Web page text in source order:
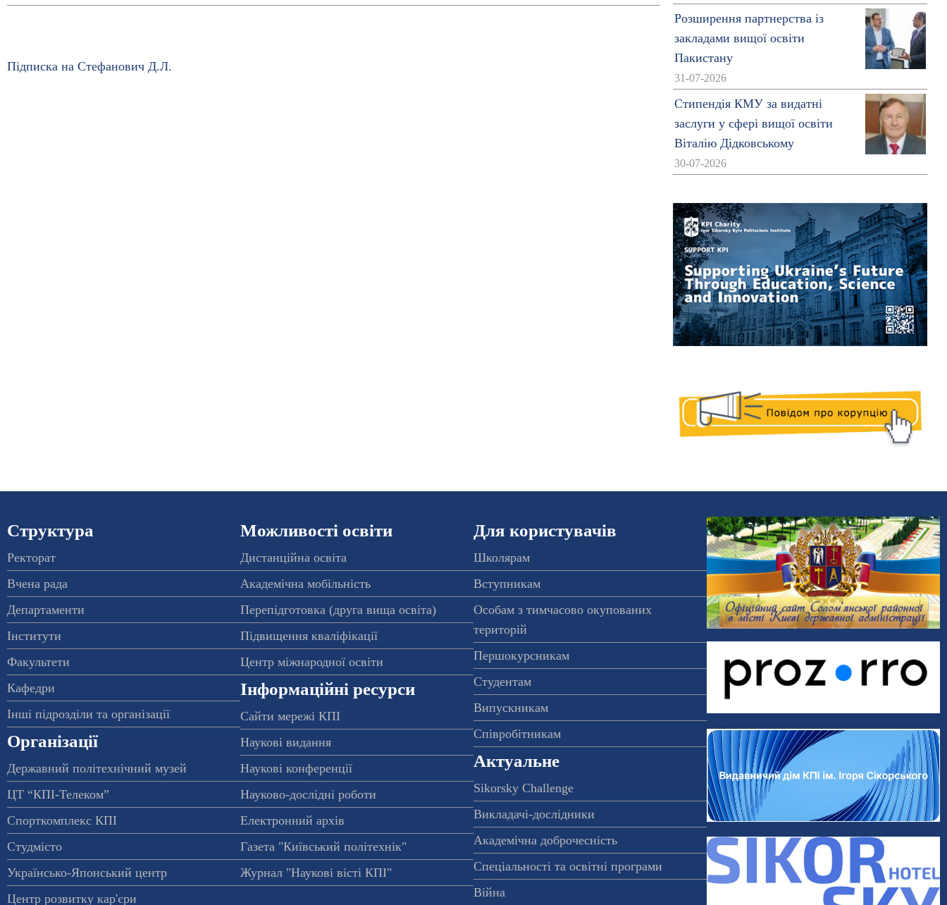
Підписка на Стефанович Д.Л.
Розширення партнерства із
закладами вищої освіти
Пакистану
31-07-2026
Стипендія КМУ за видатні
заслуги у сфері вищої освіти
Віталію Дідковському
30-07-2026
Структура
Ректорат
Вчена рада
Департаменти
Інститути
Факультети
Кафедри
Інші підрозділи та організації
Організації
Державний політехнічний музей
ЦТ “КПІ-Телеком”
Спорткомплекс КПІ
Студмісто
Українсько-Японський центр
Центр розвитку кар'єри
Можливості освіти
Дистанційна освіта
Академічна мобільність
Перепідготовка (друга вища освіта)
Підвищення кваліфікації
Центр міжнародної освіти
Інформаційні ресурси
Сайти мережі КПІ
Наукові видання
Наукові конференції
Науково-дослідні роботи
Електронний архів
Газета "Київський політехнік"
Журнал "Наукові вісті КПІ"
Для користувачів
Школярам
Вступникам
Особам з тимчасово окупованих
територій
Першокурсникам
Студентам
Випускникам
Співробітникам
Актуальне
Sikorsky Challenge
Викладачі-дослідники
Академічна доброчесність
Спеціальності та освітні програми
Війна